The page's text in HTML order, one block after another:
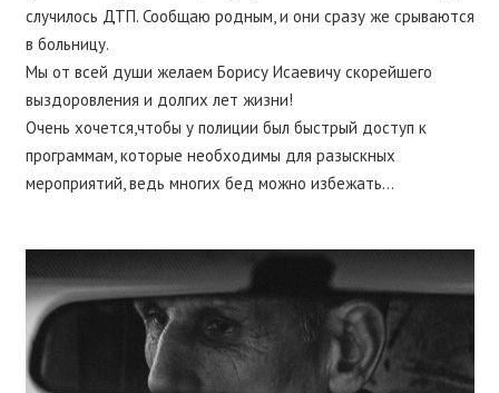
случилось ДТП. Сообщаю родным, и они сразу же срываются
в больницу.
Мы от всей души желаем Борису Исаевичу скорейшего
выздоровления и долгих лет жизни!
Очень хочется,чтобы у полиции был быстрый доступ к
программам, которые необходимы для разыскных
мероприятий, ведь многих бед можно избежать…